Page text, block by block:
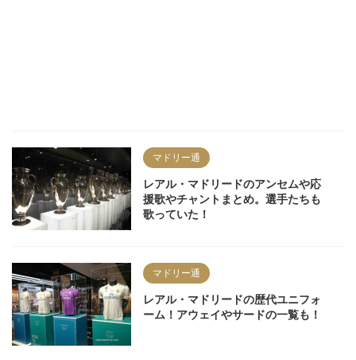
マドリー通
レアル・マドリードのアンセムや応
援歌やチャントまとめ。選手たちも
歌っていた！
マドリー通
レアル・マドリードの歴代ユニフォ
ーム！アウェイやサードの一覧も！